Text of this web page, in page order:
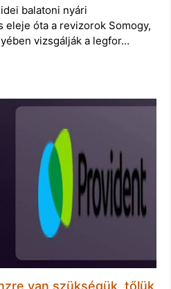
balatoni nyári
óta a revizorok Somogy,
vizsgálják a legfor…
van szükségük, tőlük